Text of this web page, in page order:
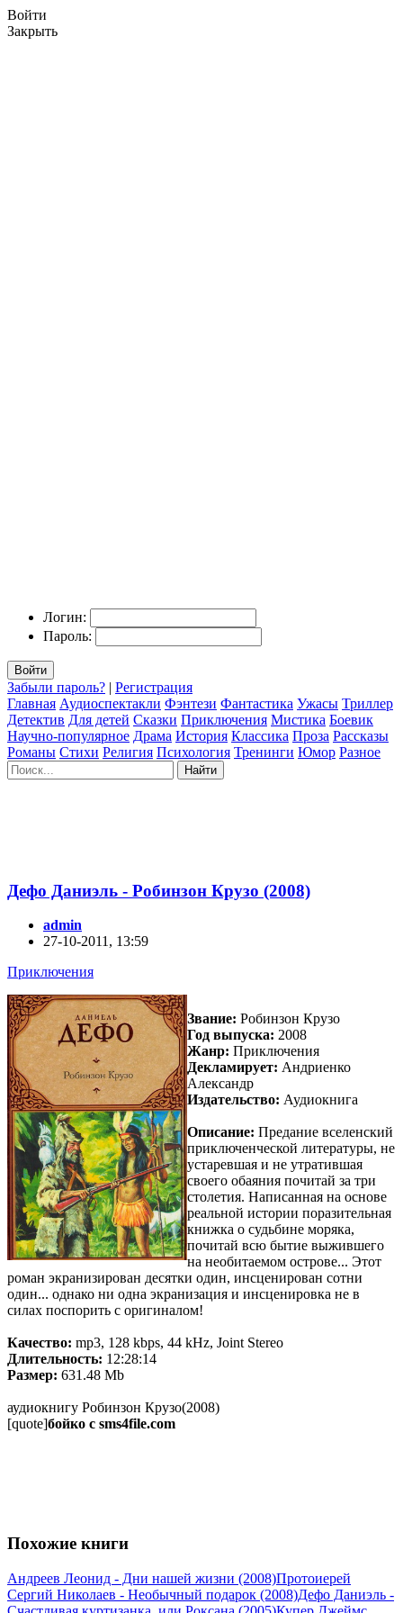
Войти
Закрыть
Логин:
Пароль:
Войти
Забыли пароль? | Регистрация
Главная Аудиоспектакли Фэнтези Фантастика Ужасы Триллер
Детектив Для детей Сказки Приключения Мистика Боевик
Научно-популярное Драма История Классика Проза Рассказы
Романы Стихи Религия Психология Тренинги Юмор Разное
Найти
Дефо Даниэль - Робинзон Крузо (2008)
admin
27-10-2011, 13:59
Приключения
Звание: Робинзон Крузо
Год выпуска: 2008
Жанр: Приключения
Декламирует: Андриенко
Александр
Издательство: Аудиокнига
Описание: Предание вселенский
приключенческой литературы, не
устаревшая и не утратившая
своего обаяния почитай за три
столетия. Написанная на основе
реальной истории поразительная
книжка о судьбине моряка,
почитай всю бытие выжившего
на необитаемом острове... Этот
роман экранизирован десятки один, инсценирован сотни
один... однако ни одна экранизация и инсценировка не в
силах поспорить с оригиналом!
Качество: mp3, 128 kbps, 44 kHz, Joint Stereo
Длительность: 12:28:14
Размер: 631.48 Mb
аудиокнигу Робинзон Крузо(2008)
[quote]бойко с sms4file.com
Похожие книги
Андреев Леонид - Дни нашей жизни (2008)Протоиерей
Сергий Николаев - Необычный подарок (2008)Дефо Даниэль -